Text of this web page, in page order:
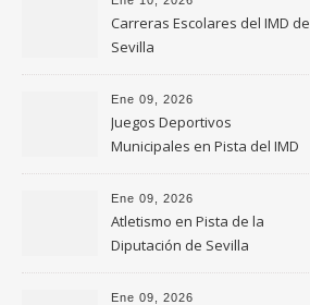
Carreras Escolares del IMD de
Sevilla
Ene 09, 2026
Juegos Deportivos
Municipales en Pista del IMD
de Sevilla
Ene 09, 2026
Atletismo en Pista de la
Diputación de Sevilla
Ene 09, 2026